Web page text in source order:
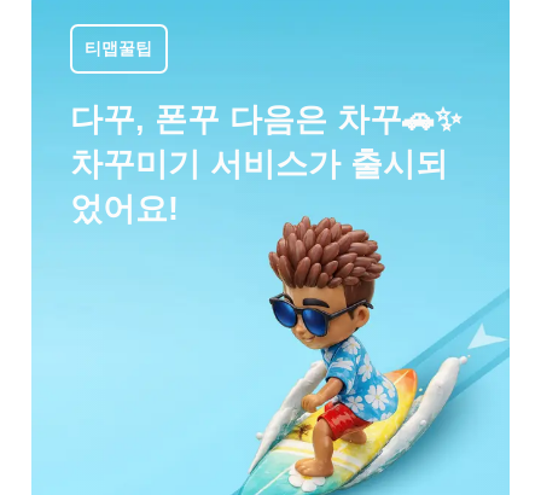
티맵꿀팁
다꾸, 폰꾸 다음은 차꾸🚗✨
차꾸미기 서비스가 출시되
었어요!